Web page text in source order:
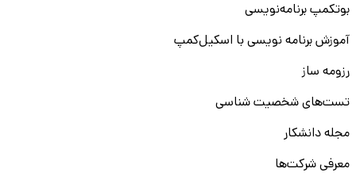
بوتکمپ برنامه‌نویسی
آموزش برنامه نویسی با اسکیل‌کمپ
رزومه ساز
تست‌های شخصیت شناسی
مجله دانشکار
معرفی شرکت‌ها